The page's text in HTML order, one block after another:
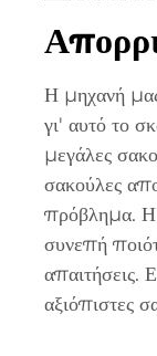
Η μηχανή
γι' αυτό το
μεγάλες
σακούλες
πρόβλημα. Η
συνεπή
απαιτήσεις.
αξιόπιστες